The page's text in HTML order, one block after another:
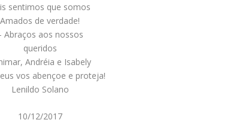
sentimos que somos
Amados de verdade!
Abraços aos nossos
queridos
Andréia e Isabely
vos abençoe e proteja!
Lenildo Solano
10/12/2017